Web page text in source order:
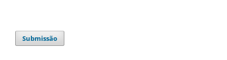
Submissão